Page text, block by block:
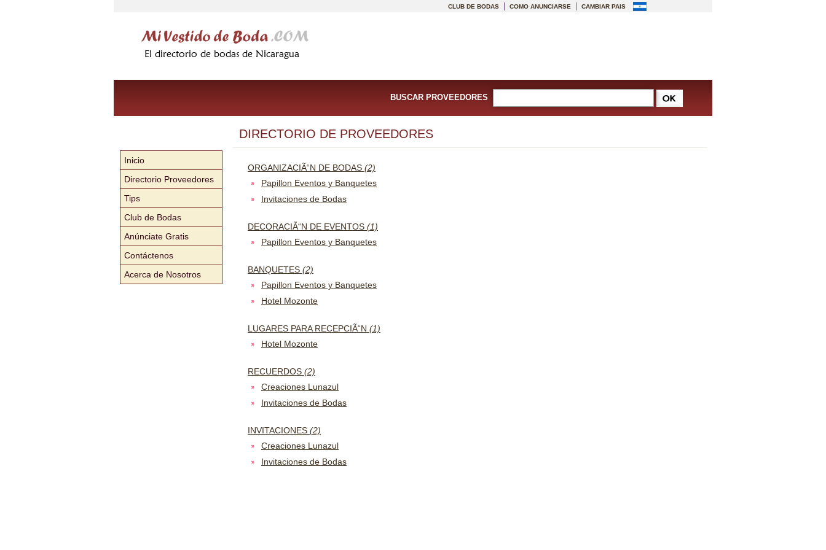
CLUB DE BODAS COMO ANUNCIARSE CAMBIAR PAIS
BUSCAR PROVEEDORES
Inicio
Directorio Proveedores
Tips
Club de Bodas
Anúnciate Gratis
Contáctenos
Acerca de Nosotros
DIRECTORIO DE PROVEEDORES
ORGANIZACIÃ“N DE BODAS (2)
Papillon Eventos y Banquetes
Invitaciones de Bodas
DECORACIÃ“N DE EVENTOS (1)
Papillon Eventos y Banquetes
BANQUETES (2)
Papillon Eventos y Banquetes
Hotel Mozonte
LUGARES PARA RECEPCIÃ“N (1)
Hotel Mozonte
RECUERDOS (2)
Creaciones Lunazul
Invitaciones de Bodas
INVITACIONES (2)
Creaciones Lunazul
Invitaciones de Bodas